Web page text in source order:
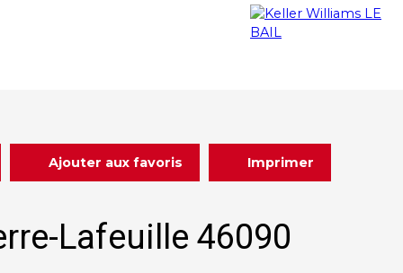
Ajouter aux favoris Imprimer
Lafeuille 46090